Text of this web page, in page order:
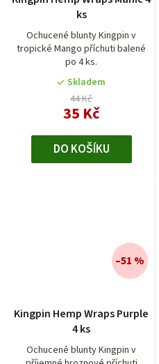
ks
Ochucené blunty Kingpin v
tropické Mango příchuti balené
po 4 ks.
Skladem
44 Kč
35 Kč
DO KOŠÍKU
Kingpin Hemp Wraps Purple
4 ks
Ochucené blunty Kingpin v
–51 %